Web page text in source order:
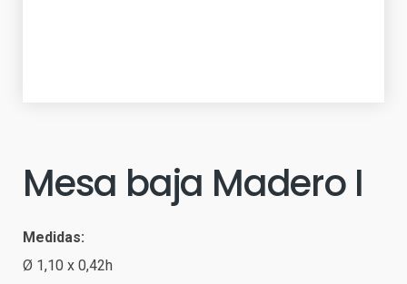
Mesa baja Madero I
Medidas:
Ø 1,10 x 0,42h